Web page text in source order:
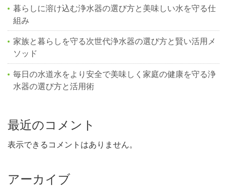
暮らしに溶け込む浄水器の選び方と美味しい水を守る仕
組み
家族と暮らしを守る次世代浄水器の選び方と賢い活用メ
ソッド
毎日の水道水をより安全で美味しく家庭の健康を守る浄
水器の選び方と活用術
最近のコメント
表示できるコメントはありません。
アーカイブ